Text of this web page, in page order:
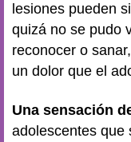
lesiones pueden
quizá no se pudo
reconocer o
un dolor que el
Una sensación
adolescentes que